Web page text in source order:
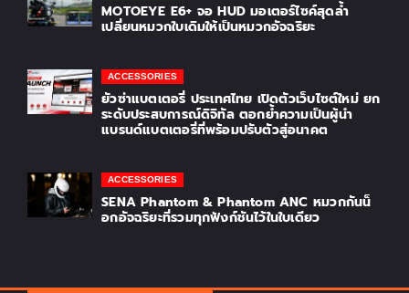
MOTOEYE E6+ จอ HUD มอเตอร์ไซค์สุดล้ำ
เปลี่ยนหมวกใบเดิมให้เป็นหมวกอัจฉริยะ
ACCESSORIES
ยัวซ่าแบตเตอรี่ ประเทศไทย เปิดตัวเว็บไซต์ใหม่ ยก
ระดับประสบการณ์ดิจิทัล ตอกย้ำความเป็นผู้นำ
แบรนด์แบตเตอรี่ที่พร้อมปรับตัวสู่อนาคต
ACCESSORIES
SENA Phantom & Phantom ANC หมวกกันน็
อกอัจฉริยะที่รวมทุกฟังก์ชันไว้ในใบเดียว